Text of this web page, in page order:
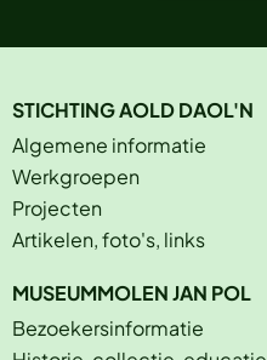
STICHTING AOLD DAOL'N
Algemene informatie
Werkgroepen
Projecten
Artikelen, foto's, links
MUSEUMMOLEN JAN POL
Bezoekersinformatie